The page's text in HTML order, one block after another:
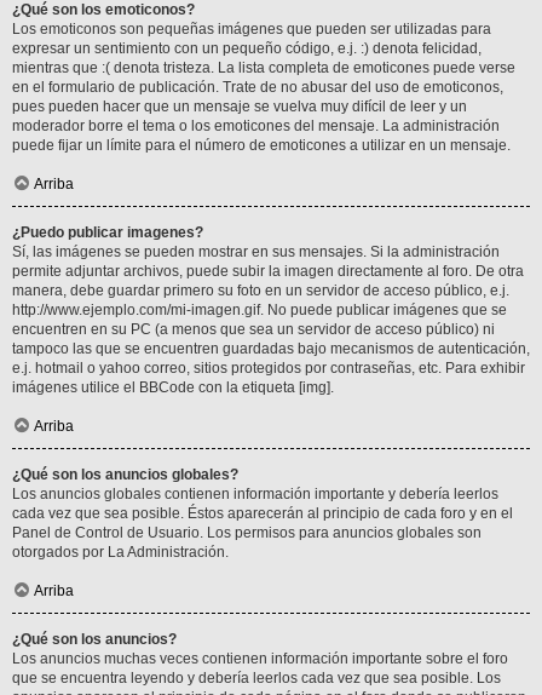
¿Qué son los emoticonos?
Los emoticonos son pequeñas imágenes que pueden ser utilizadas para
expresar un sentimiento con un pequeño código, e.j. :) denota felicidad,
mientras que :( denota tristeza. La lista completa de emoticones puede verse
en el formulario de publicación. Trate de no abusar del uso de emoticonos,
pues pueden hacer que un mensaje se vuelva muy difícil de leer y un
moderador borre el tema o los emoticones del mensaje. La administración
puede fijar un límite para el número de emoticones a utilizar en un mensaje.
Arriba
¿Puedo publicar imagenes?
Sí, las imágenes se pueden mostrar en sus mensajes. Si la administración
permite adjuntar archivos, puede subir la imagen directamente al foro. De otra
manera, debe guardar primero su foto en un servidor de acceso público, e.j.
http://www.ejemplo.com/mi-imagen.gif. No puede publicar imágenes que se
encuentren en su PC (a menos que sea un servidor de acceso público) ni
tampoco las que se encuentren guardadas bajo mecanismos de autenticación,
e.j. hotmail o yahoo correo, sitios protegidos por contraseñas, etc. Para exhibir
imágenes utilice el BBCode con la etiqueta [img].
Arriba
¿Qué son los anuncios globales?
Los anuncios globales contienen información importante y debería leerlos
cada vez que sea posible. Éstos aparecerán al principio de cada foro y en el
Panel de Control de Usuario. Los permisos para anuncios globales son
otorgados por La Administración.
Arriba
¿Qué son los anuncios?
Los anuncios muchas veces contienen información importante sobre el foro
que se encuentra leyendo y debería leerlos cada vez que sea posible. Los